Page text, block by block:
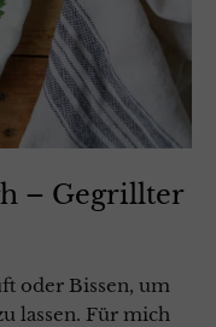
– Gegrillter
oder Bissen, um
lassen. Für mich